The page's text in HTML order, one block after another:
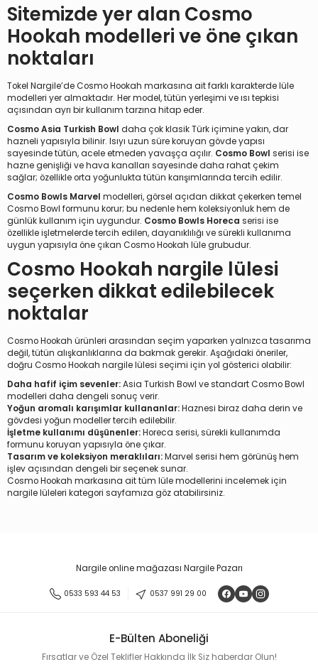
Sitemizde yer alan Cosmo
Hookah modelleri ve öne çıkan
noktaları
Tokel Nargile’de Cosmo Hookah markasına ait farklı karakterde lüle
modelleri yer almaktadır. Her model, tütün yerleşimi ve ısı tepkisi
açısından ayrı bir kullanım tarzına hitap eder.
Cosmo Asia Turkish Bowl daha çok klasik Türk içimine yakın, dar
hazneli yapısıyla bilinir. Isıyı uzun süre koruyan gövde yapısı
sayesinde tütün, acele etmeden yavaşça açılır. Cosmo Bowl serisi ise
hazne genişliği ve hava kanalları sayesinde daha rahat çekim
sağlar; özellikle orta yoğunlukta tütün karışımlarında tercih edilir.
Cosmo Bowls Marvel modelleri, görsel açıdan dikkat çekerken temel
Cosmo Bowl formunu korur; bu nedenle hem koleksiyonluk hem de
günlük kullanım için uygundur. Cosmo Bowls Horeca serisi ise
özellikle işletmelerde tercih edilen, dayanıklılığı ve sürekli kullanıma
uygun yapısıyla öne çıkan Cosmo Hookah lüle grubudur.
Cosmo Hookah nargile lülesi
seçerken dikkat edilebilecek
noktalar
Cosmo Hookah ürünleri arasından seçim yaparken yalnızca tasarıma
değil, tütün alışkanlıklarına da bakmak gerekir. Aşağıdaki öneriler,
doğru Cosmo Hookah nargile lülesi seçimi için yol gösterici olabilir:
Daha hafif içim sevenler:Asia Turkish Bowl ve standart Cosmo Bowl
modelleri daha dengeli sonuç verir.
Yoğun aromalı karışımlar kullananlar:Haznesi biraz daha derin ve
gövdesi yoğun modeller tercih edilebilir.
İşletme kullanımı düşünenler:Horeca serisi, sürekli kullanımda
formunu koruyan yapısıyla öne çıkar.
Tasarım ve koleksiyon meraklıları:Marvel serisi hem görünüş hem
işlev açısından dengeli bir seçenek sunar.
Cosmo Hookah markasına ait tüm lüle modellerini incelemek için
nargile lüleleri kategori sayfamıza göz atabilirsiniz.
Nargile online mağazası Nargile Pazarı
0533 593 44 53 0537 991 29 00
E-Bülten Aboneliği
Fırsatlar ve Özel Teklifler Hakkında İlk Siz haberdar Olun!